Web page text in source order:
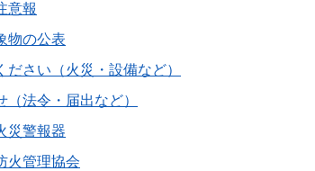
意報
物の公表
ださい（火災・設備など）
（法令・届出など）
災警報器
火管理協会